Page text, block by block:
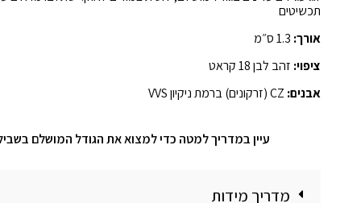
תכשיטים
אורך: 1.3 ס״מ
ציפוי: זהב לבן 18 קראט
אבנים:
עיין במדריך למטה כדי למצוא את הגודל המושלם
מדריך מידות